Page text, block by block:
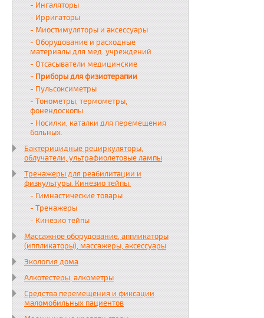
- Ингаляторы
- Ирригаторы
- Миостимуляторы и аксессуары
- Оборудование и расходные
материалы для мед. учреждений
- Отсасыватели медицинские
- Приборы для физиотерапии
- Пульсоксиметры
- Тонометры, термометры,
фонендоскопы
- Носилки, каталки для перемещения
больных.
Бактерицидные рециркуляторы,
облучатели, ультрафиолетовые лампы
Тренажеры для реабилитации и
физкультуры. Кинезио тейпы.
- Гимнастические товары
- Тренажеры
- Кинезио тейпы
Массажное оборудование, аппликаторы
(иппликаторы), массажеры, аксессуары
Экология дома
Алкотестеры, алкометры
Средства перемещения и фиксации
маломобильных пациентов